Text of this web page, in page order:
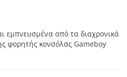
εμπνευσμένα από τα διαχρονικά
φορητής κονσόλας Gameboy